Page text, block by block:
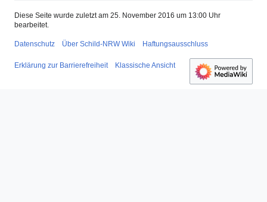
Diese Seite wurde zuletzt am 25. November 2016 um 13:00 Uhr
bearbeitet.
Datenschutz Über Schild-NRW Wiki Haftungsausschluss
Erklärung zur Barrierefreiheit Klassische Ansicht